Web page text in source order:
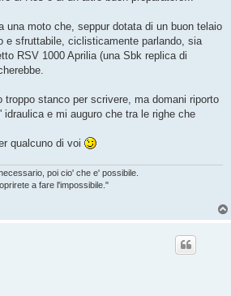
una moto che, seppur dotata di un buon telaio
e sfruttabile, ciclisticamente parlando, sia
RSV 1000 Aprilia (una Sbk replica di
troppo stanco per scrivere, ma domani riporto
e mi auguro che tra le righe che
qualcuno di voi
poi cio' che e' possibile.
a fare l'impossibile."